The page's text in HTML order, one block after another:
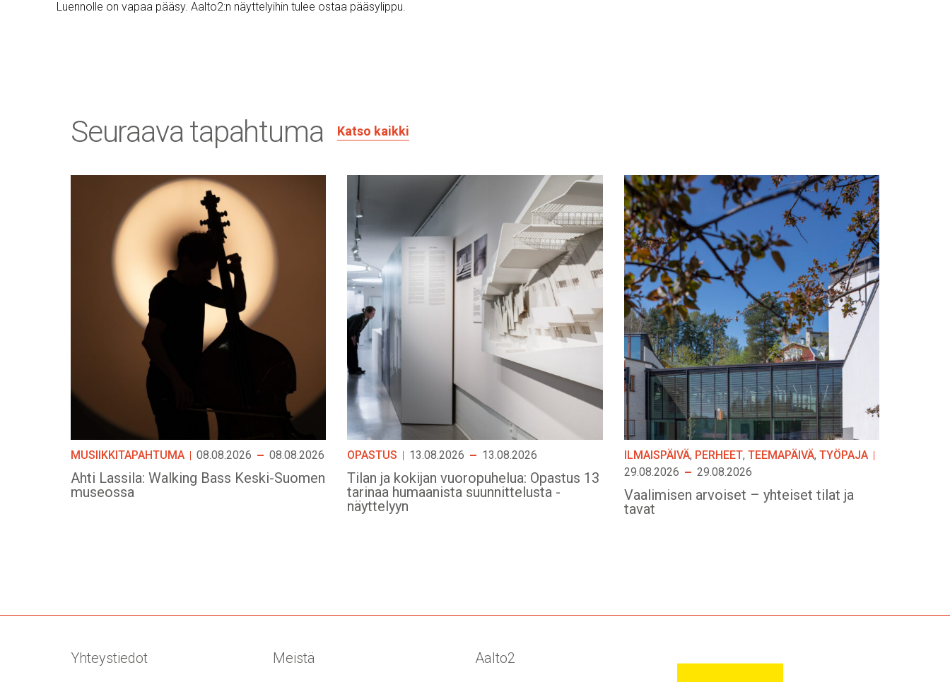
Luennolle on vapaa pääsy. Aalto2:n näyttelyihin tulee ostaa pääsylippu.
Seuraava tapahtuma Katso kaikki
MUSIIKKITAPAHTUMA 08.08.2026 08.08.2026
Ahti Lassila: Walking Bass Keski-Suomen
museossa
OPASTUS 13.08.2026 13.08.2026
Tilan ja kokijan vuoropuhelua: Opastus 13
tarinaa humaanista suunnittelusta -
näyttelyyn
ILMAISPÄIVÄ, PERHEET, TEEMAPÄIVÄ, TYÖPAJA
29.08.2026
29.08.2026
Vaalimisen arvoiset – yhteiset tilat ja
tavat
Yhteystiedot Meistä Aalto2